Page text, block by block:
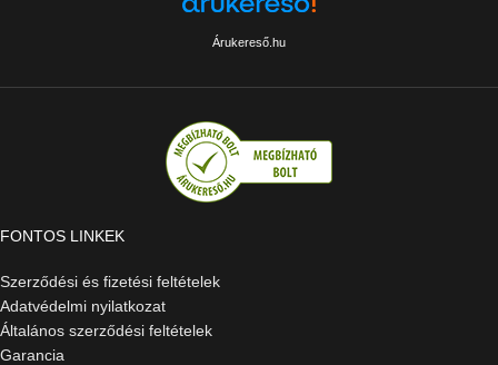
Árukereső.hu
FONTOS LINKEK
Szerződési és fizetési feltételek
Adatvédelmi nyilatkozat
Általános szerződési feltételek
Garancia